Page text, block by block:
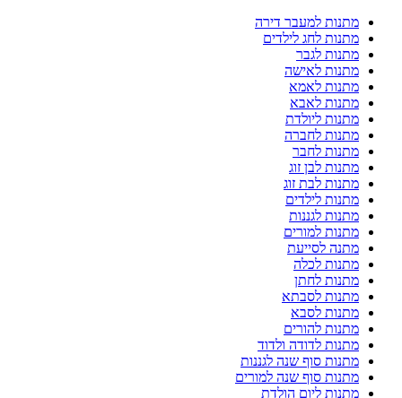
מתנות למעבר דירה
מתנות לחג לילדים
מתנות לגבר
מתנות לאישה
מתנות לאמא
מתנות לאבא
מתנות ליולדת
מתנות לחברה
מתנות לחבר
מתנות לבן זוג
מתנות לבת זוג
מתנות לילדים
מתנות לגננות
מתנות למורים
מתנה לסייעת
מתנות לכלה
מתנות לחתן
מתנות לסבתא
מתנות לסבא
מתנות להורים
מתנות לדודה ולדוד
מתנות סוף שנה לגננות
מתנות סוף שנה למורים
מתנות ליום הולדת